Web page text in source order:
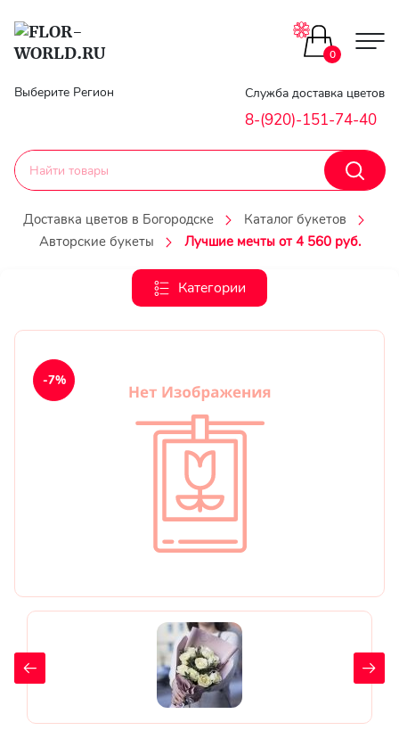
Главная
Гарантии
Доставка
Оплата
Выберите Регион Служба доставка цветов
8-(920)-151-74-40
0
Доставка цветов в Богородске
Каталог букетов
Авторские букеты
Лучшие мечты от 4 560 руб.
Категории
Цветы поштучно
Букеты до 2500
Каталог букетов
Корзины с цветами
Авторские букеты
Букеты из роз
Цветы любимой
Цветы дочери
-7%